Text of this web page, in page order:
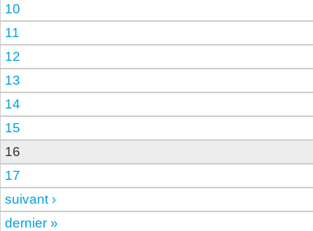
10
11
12
13
14
15
16
17
suivant ›
dernier »